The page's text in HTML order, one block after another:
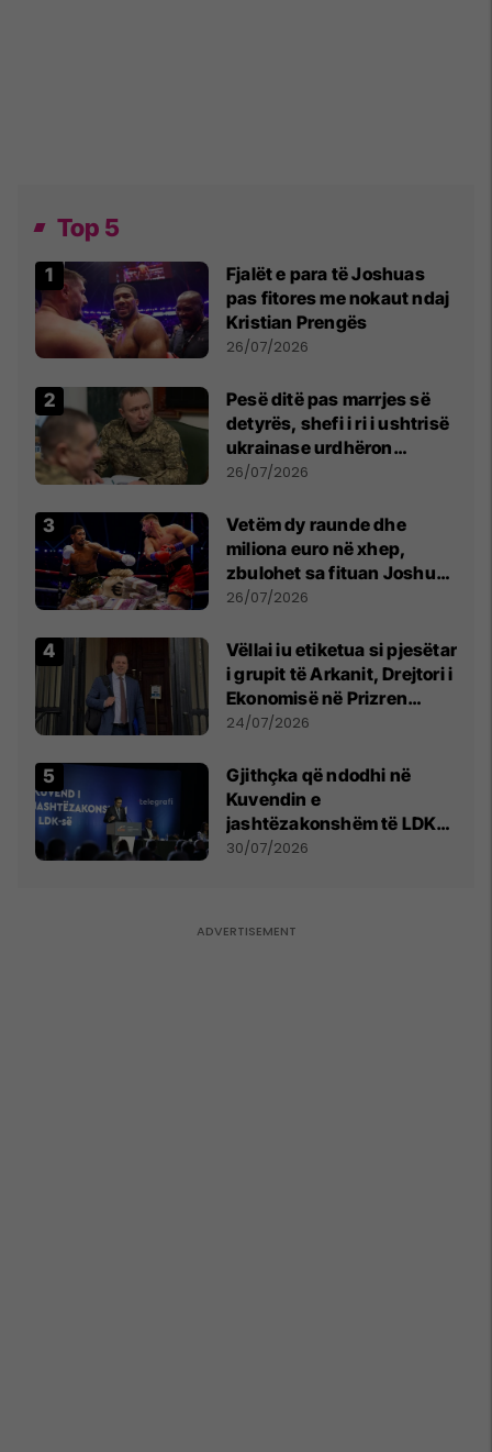
Top 5
Fjalët e para të Joshuas
pas fitores me nokaut ndaj
Kristian Prengës
26/07/2026
Pesë ditë pas marrjes së
detyrës, shefi i ri i ushtrisë
ukrainase urdhëron
kontroll të madh
26/07/2026
Vetëm dy raunde dhe
miliona euro në xhep,
zbulohet sa fituan Joshua
e Prenga
26/07/2026
Vëllai iu etiketua si pjesëtar
i grupit të Arkanit, Drejtori i
Ekonomisë në Prizren
mohon pretendimet
24/07/2026
Gjithçka që ndodhi në
Kuvendin e
jashtëzakonshëm të LDK-
së
30/07/2026